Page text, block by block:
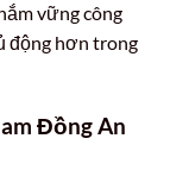
vững công
động hơn trong
Đồng An